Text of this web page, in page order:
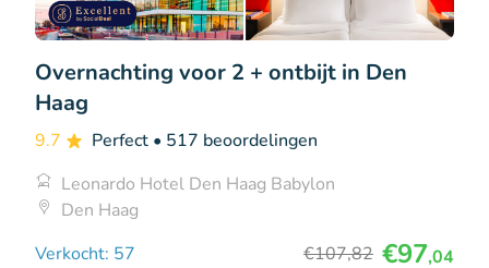
Overnachting voor 2 + ontbijt in Den
Haag
9.7 Perfect • 517 beoordelingen
Leonardo Hotel Den Haag Babylon
Den Haag
Verkocht: 57
€107,82 €97,04